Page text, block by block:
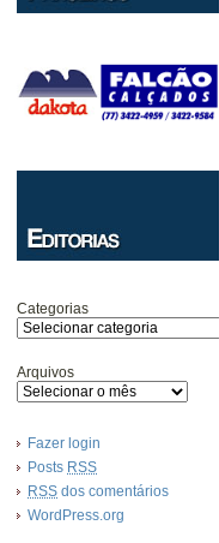
Categorias
Arquivos
Fazer login
Posts RSS
RSS dos comentários
WordPress.org